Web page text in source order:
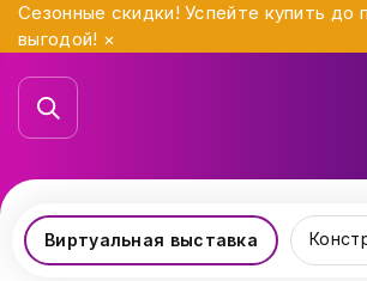
Сезонные скидки! Успейте купить до
выгодой! ×
Виртуальная выставка